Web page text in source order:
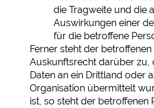
die Tragweite und die
Auswirkungen einer
für die betroffene
Ferner steht der betroffenen
Auskunftsrecht darüber zu,
Daten an ein Drittland oder
Organisation übermittelt
ist, so steht der betroffenen